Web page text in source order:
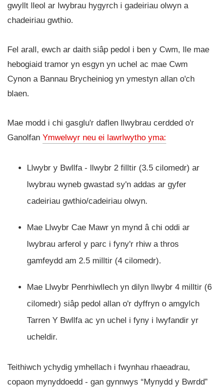
gwyllt lleol ar lwybrau hygyrch i gadeiriau olwyn a
chadeiriau gwthio.
Fel arall, ewch ar daith siâp pedol i ben y Cwm, lle mae
hebogiaid tramor yn esgyn yn uchel ac mae Cwm
Cynon a Bannau Brycheiniog yn ymestyn allan o'ch
blaen.
Mae modd i chi gasglu'r daflen llwybrau cerdded o'r
Ganolfan Ymwelwyr neu ei lawrlwytho yma:
Llwybr y Bwllfa - llwybr 2 filltir (3.5 cilomedr) ar
lwybrau wyneb gwastad sy'n addas ar gyfer
cadeiriau gwthio/cadeiriau olwyn.
Mae Llwybr Cae Mawr yn mynd â chi oddi ar
lwybrau arferol y parc i fyny'r rhiw a thros
gamfeydd am 2.5 milltir (4 cilomedr).
Mae Llwybr Penrhiwllech yn dilyn llwybr 4 milltir (6
cilomedr) siâp pedol allan o'r dyffryn o amgylch
Tarren Y Bwllfa ac yn uchel i fyny i lwyfandir yr
ucheldir.
Teithiwch ychydig ymhellach i fwynhau rhaeadrau,
copaon mynyddoedd - gan gynnwys “Mynydd y Bwrdd”